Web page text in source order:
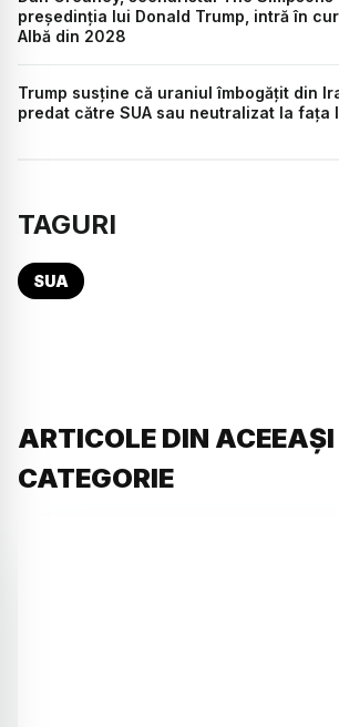
președinția lui Donald Trump, intră în
Albă din 2028
Trump susține că uraniul îmbogățit din
predat către SUA sau neutralizat la fața
TAGURI
SUA
ARTICOLE DIN ACEEAȘI
CATEGORIE